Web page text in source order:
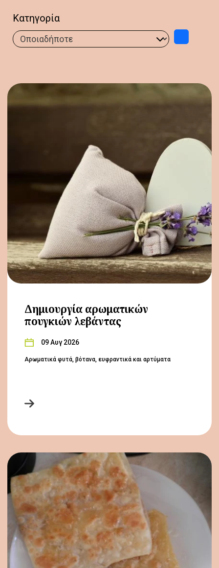
Κατηγορία
Δημιουργία αρωματικών
πουγκιών λεβάντας
09 Αυγ 2026
Αρωματικά φυτά, βότανα, ευφραντικά και αρτύματα